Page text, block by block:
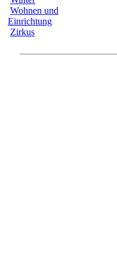
Wohnen und
Einrichtung
Zirkus